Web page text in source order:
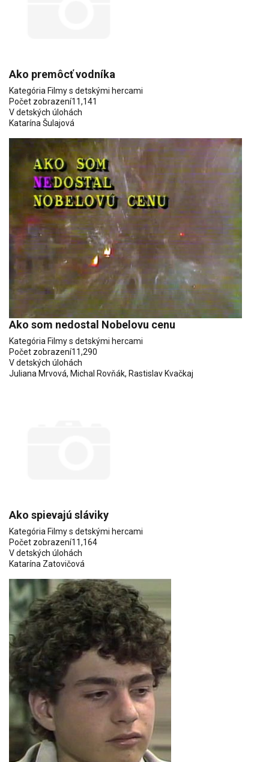
Ako premôcť vodníka
Kategória Filmy s detskými hercami
Počet zobrazení11,141
V detských úlohách
Katarína Šulajová
Ako som nedostal Nobelovu cenu
Kategória Filmy s detskými hercami
Počet zobrazení11,290
V detských úlohách
Juliana Mrvová, Michal Rovňák, Rastislav Kvačkaj
Ako spievajú sláviky
Kategória Filmy s detskými hercami
Počet zobrazení11,164
V detských úlohách
Katarína Zatovičová